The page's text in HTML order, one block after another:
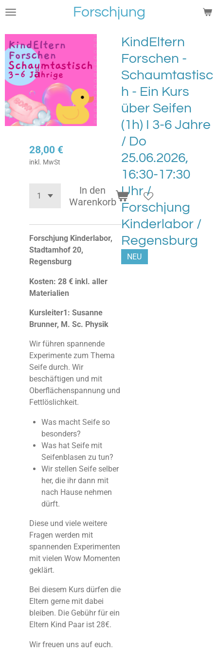
Zum
springen
Forschjung
KindEltern
Forschen -
Schaumtastisc
h - Ein Kurs
über Seifen
(1h) I 3-6 Jahre
/ Do
25.06.2026,
16:30-17:30
Uhr /
Forschjung
Kinderlabor /
Regensburg
NEU
28,00 €
inkl. MwSt
In den
Warenkorb
Forschjung Kinderlabor,
Stadtamhof 20,
Regensburg
Kosten: 28 € inkl. aller
Materialien
Kursleiter1: Susanne
Brunner, M. Sc. Physik
Wir führen spannende
Experimente zum Thema
Seife durch. Wir
beschäftigen und mit
Oberflächenspannung und
Fettlöslichkeit.
Was macht Seife so
besonders?
Was hat Seife mit
Seifenblasen zu tun?
Wir stellen Seife selber
her, die ihr dann mit
nach Hause nehmen
dürft.
Diese und viele weitere
Fragen werden mit
spannenden Experimenten
mit vielen Wow Momenten
geklärt.
Bei diesem Kurs dürfen die
Eltern gerne mit dabei
bleiben. Die Gebühr für ein
Eltern Kind Paar ist 28€.
Wir freuen uns auf euch.